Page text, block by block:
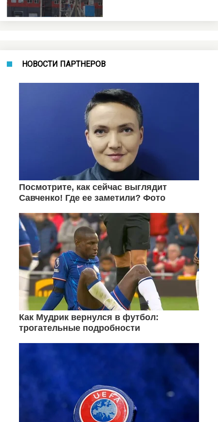
НОВОСТИ ПАРТНЕРОВ